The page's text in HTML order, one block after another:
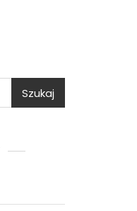
Szukaj